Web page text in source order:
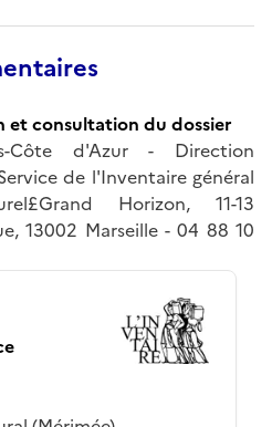
et consultation du dossier
Côte d'Azur - Direction
de l'Inventaire général
Horizon, 11-13
13002 Marseille - 04 88 10